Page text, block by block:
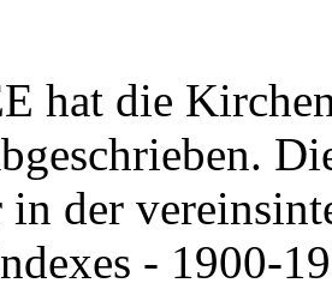
hat die
der
- 1900-